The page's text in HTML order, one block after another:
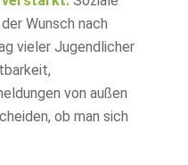
Wunsch nach
vieler Jugendlicher
von außen
ob man sich